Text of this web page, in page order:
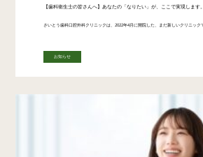
【歯科衛生士の皆さんへ】あなたの「なりたい」が、ここで実現します。
お知らせ